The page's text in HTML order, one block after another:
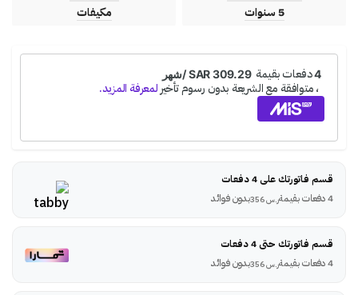
5 سنوات مكيفات
قسم فاتورتك على 4 دفعات
4 دفعات بقيمة
ر.س بدون فوائد
قسم فاتورتك حتى 4 دفعات
4 دفعات بقيمة
ر.س بدون فوائد